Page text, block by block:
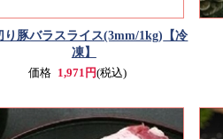
り豚バラスライス(3mm/1kg) 【冷
凍】
価格 1,971円(税込)